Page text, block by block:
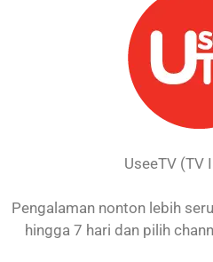
UseeTV (TV
Pengalaman nonton lebih
hingga 7 hari dan pilih